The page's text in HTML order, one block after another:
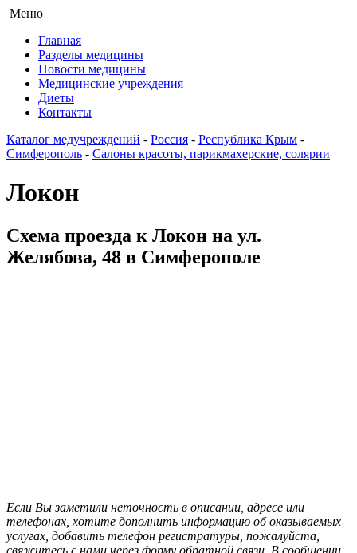
Меню
Главная
Разделы медицины
Новости медицины
Медицинские учреждения
Диеты
Контакты
Каталог медучреждений - Россия - Республика Крым -
Симферополь - Салоны красоты, парикмахерские, солярии
Локон
Схема проезда к Локон на ул.
Желябова, 48 в Симферополе
Если Вы заметили неточность в описании, адресе или
телефонах, хотите дополнить информацию об оказываемых
услугах, добавить телефон регистратуры, пожалуйста,
свяжитесь с нами через форму обратной связи. В сообщении